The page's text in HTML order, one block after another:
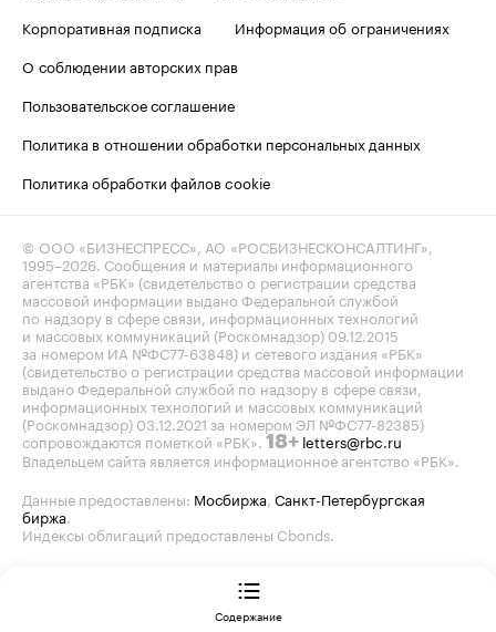
Корпоративная подписка
Информация об ограничениях
О соблюдении авторских прав
Пользовательское соглашение
Политика в отношении обработки персональных данных
Политика обработки файлов cookie
© ООО «БИЗНЕСПРЕСС», АО «РОСБИЗНЕСКОНСАЛТИНГ»,
1995–2026. Сообщения и материалы информационного
агентства «РБК» (свидетельство о регистрации средства
массовой информации выдано Федеральной службой
по надзору в сфере связи, информационных технологий
и массовых коммуникаций (Роскомнадзор) 09.12.2015
за номером ИА №ФС77-63848) и сетевого издания «РБК»
(свидетельство о регистрации средства массовой информации
выдано Федеральной службой по надзору в сфере связи,
информационных технологий и массовых коммуникаций
(Роскомнадзор) 03.12.2021 за номером ЭЛ №ФС77-82385)
сопровождаются пометкой «РБК». 18+ letters@rbc.ru
Владельцем сайта является информационное агентство «РБК».
Данные предоставлены: Мосбиржа, Санкт-Петербургская
биржа.
Индексы облигаций предоставлены Cbonds.
Содержание